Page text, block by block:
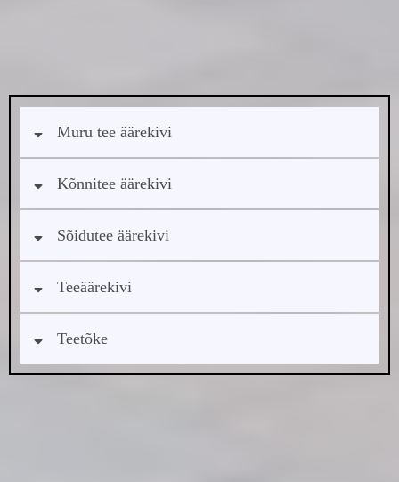
Muru tee äärekivi
Kõnnitee äärekivi
Sõidutee äärekivi
Teeäärekivi
Teetõke